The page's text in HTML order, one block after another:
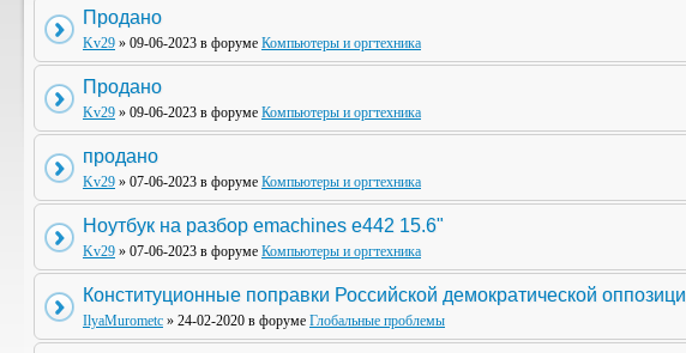
Продано
Kv29 » 09-06-2023 в форуме Компьютеры и оргтехника
Продано
Kv29 » 09-06-2023 в форуме Компьютеры и оргтехника
продано
Kv29 » 07-06-2023 в форуме Компьютеры и оргтехника
Ноутбук на разбор emachines e442 15.6"
Kv29 » 07-06-2023 в форуме Компьютеры и оргтехника
Конституционные поправки Российской демократической оппозици
IlyaMurometc » 24-02-2020 в форуме Глобальные проблемы